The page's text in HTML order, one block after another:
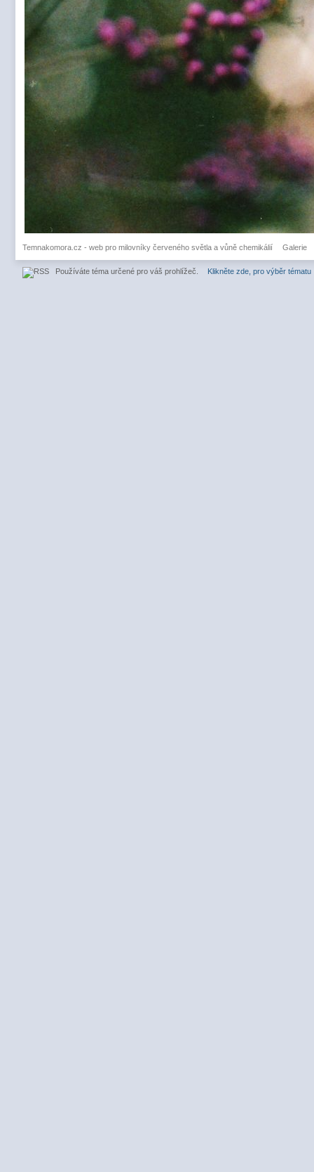
Temnakomora.cz - web pro milovníky červeného světla a vůně chemikálií Galerie
Používáte téma určené pro váš prohlížeč. Klikněte zde, pro výběr tématu